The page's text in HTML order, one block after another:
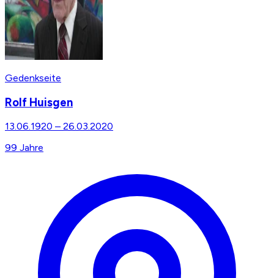
Gedenkseite
Rolf Huisgen
13.06.1920 – 26.03.2020
99 Jahre